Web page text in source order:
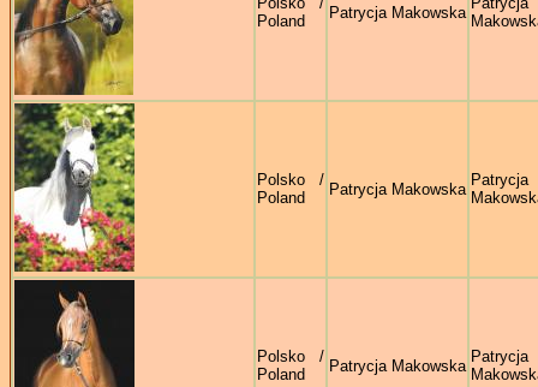
Poland
Patrycja Makowska
Polsko /
Poland
Patrycja Makowska
Patrycja
Polsko /
Poland
Patrycja Makowska
Patrycja